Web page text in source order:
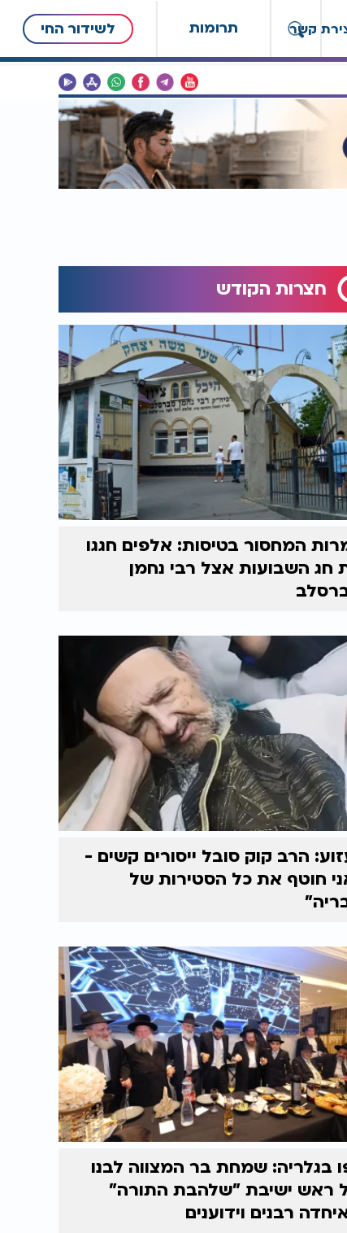
תרומות לשידור החי קשר
חצרות הקודש
המחסור בטיסות: אלפים חגגו
חג השבועות אצל רבי נחמן
הרב קוק סובל ייסורים קשים -
חוטף את כל הסטירות של
בגלריה: שמחת בר המצווה לבנו
ראש ישיבת "שלהבת התורה"
רבנים וידוענים